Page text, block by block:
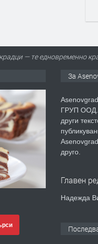
— те едновременно
За
ГРУП ООД.
други
друго.
Главен
Надежда